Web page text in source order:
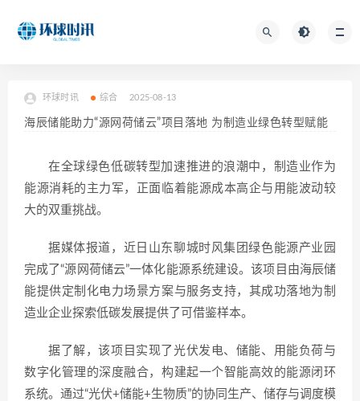
环球时讯 综合 2025-08-13
海辰储能助力“源网荷储云”项目落地 为制造业绿色转型赋能
在全球绿色低碳转型加速推进的浪潮中，制造业作为
能源消耗的主力军，正面临着能源成本高企与用能波动较
大的双重挑战。
据媒体报道，近日山东聊城时风集团绿色能源产业园
完成了“源网荷储云”一体化能源系统建设。该项目由海辰储
能提供定制化电力场景方案与服务支持，其成功落地为制
造业企业探索低碳发展提供了可借鉴样本。
据了解，该项目实现了光伏发电、储能、用能负荷与
数字化管理的深度融合，构建起一个智能高效的能源闭环
系统。通过“光伏+储能+生物质”的协同生产、储存与调度模